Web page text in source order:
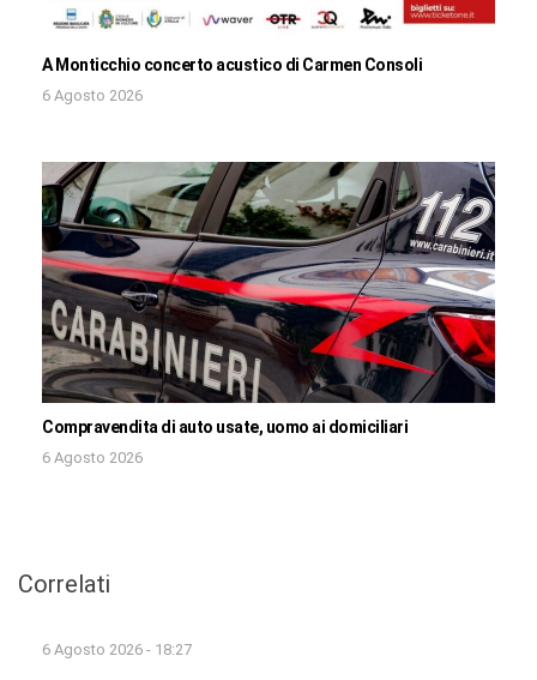
A Monticchio concerto acustico di Carmen Consoli
6 Agosto 2026
Compravendita di auto usate, uomo ai domiciliari
6 Agosto 2026
Correlati
6 Agosto 2026 - 18:27